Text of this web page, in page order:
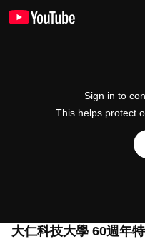
Sign in to
This helps protect
大仁科技大學 60週年